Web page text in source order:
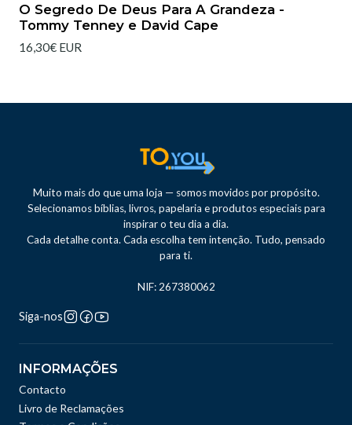
O Segredo De Deus Para A Grandeza -
Tommy Tenney e David Cape
16,30€ EUR
Muito mais do que uma loja — somos movidos por propósito.
Selecionamos bíblias, livros, papelaria e produtos especiais para
inspirar o teu dia a dia.
Cada detalhe conta. Cada escolha tem intenção. Tudo, pensado
para ti.
NIF: 267380062
Siga-nos
INFORMAÇÕES
Contacto
Livro de Reclamações